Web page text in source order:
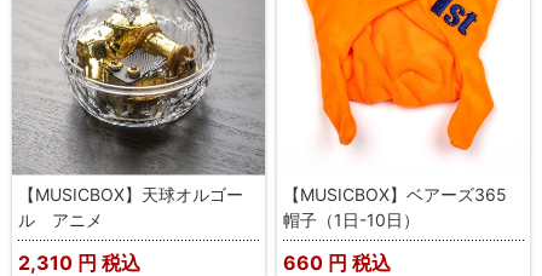
【MUSICBOX】天球オルゴー
ル アニメ
2,310 円 税込
【MUSICBOX】ベアーズ365
帽子（1日-10日）
660 円 税込